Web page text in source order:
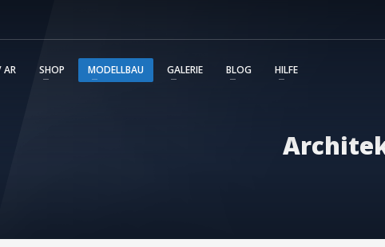
Team wird unmittelbar mit Service Tickets unterstützt. Die
und Sie behalten immer den Überblick über alle von
AR SHOP MODELLBAU GALERIE BLOG HILFE